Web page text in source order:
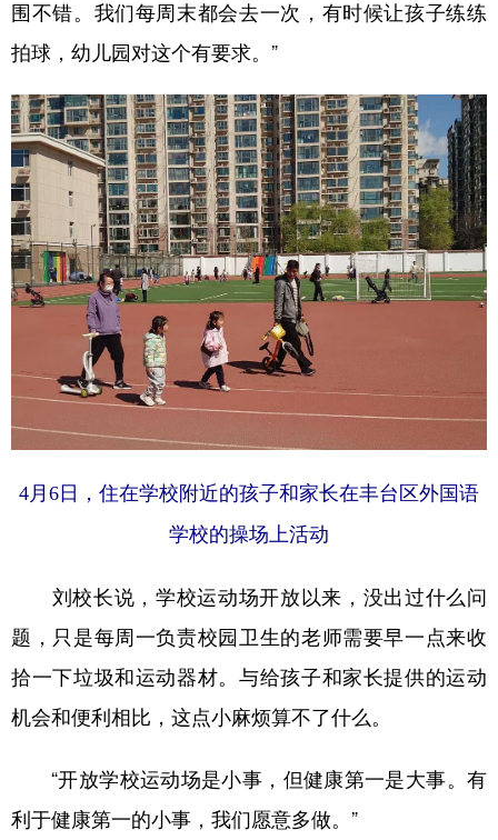
围不错。我们每周末都会去一次，有时候让孩子练练
拍球，幼儿园对这个有要求。”
4月6日，住在学校附近的孩子和家长在丰台区外国语
学校的操场上活动
刘校长说，学校运动场开放以来，没出过什么问
题，只是每周一负责校园卫生的老师需要早一点来收
拾一下垃圾和运动器材。与给孩子和家长提供的运动
机会和便利相比，这点小麻烦算不了什么。
“开放学校运动场是小事，但健康第一是大事。有
利于健康第一的小事，我们愿意多做。”